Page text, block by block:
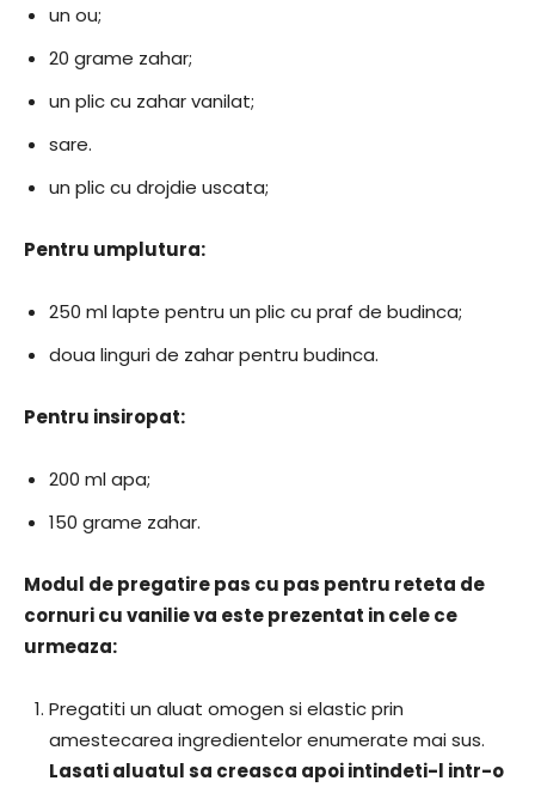
un ou;
20 grame zahar;
un plic cu zahar vanilat;
sare.
un plic cu drojdie uscata;
​Pentru umplutura:
250 ml lapte pentru un plic cu praf de budinca;
doua linguri de zahar pentru budinca.
​Pentru insiropat:
200 ml apa;
150 grame zahar.
​Modul de pregatire pas cu pas pentru reteta de
cornuri cu vanilie va este prezentat in cele ce
urmeaza:
Pregatiti un aluat omogen si elastic prin
amestecarea ingredientelor enumerate mai sus.
Lasati aluatul sa creasca apoi intindeti-l intr-o